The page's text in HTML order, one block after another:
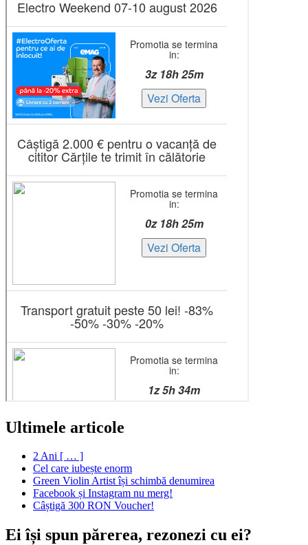
Ultimele articole
2 Ani [ … ]
Cel care iubește enorm
Green Violin Artist își schimbă denumirea
Facebook și Instagram nu merg!
Câștigă 300 RON Voucher!
Ei își spun părerea, rezonezi cu ei?